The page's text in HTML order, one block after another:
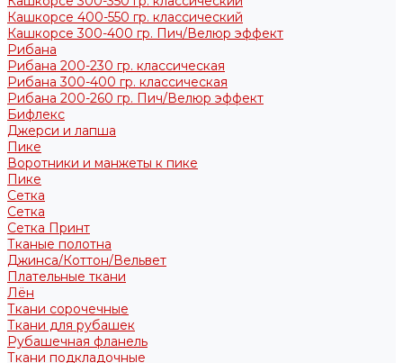
Кашкорсе 400-550 гр. классический
Кашкорсе 300-400 гр. Пич/Велюр эффект
Рибана
Рибана 200-230 гр. классическая
Рибана 300-400 гр. классическая
Рибана 200-260 гр. Пич/Велюр эффект
Бифлекс
Джерси и лапша
Пике
Воротники и манжеты к пике
Пике
Сетка
Сетка
Сетка Принт
Тканые полотна
Джинса/Коттон/Вельвет
Плательные ткани
Лён
Ткани сорочечные
Ткани для рубашек
Рубашечная фланель
Ткани подкладочные